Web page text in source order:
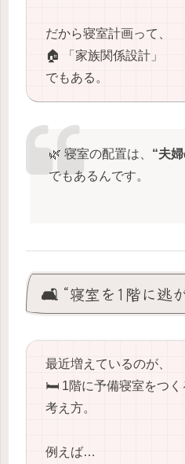
だから寝室計画って、
🏠 「家族関係設計」
でもある。
🌿 寝室の配置は、 “夫
でもあるんです。
🛋️ “寝室を1階に逃
最近増えているのが、
🛏️ 1階に予備寝室をつく
考え方。
例えば…